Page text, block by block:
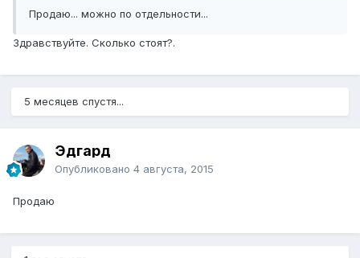
Продаю... можно по отдельности...
Здравствуйте. Сколько стоят?.
5 месяцев спустя...
Эдгард
Опубликовано 4 августа, 2015
Продаю